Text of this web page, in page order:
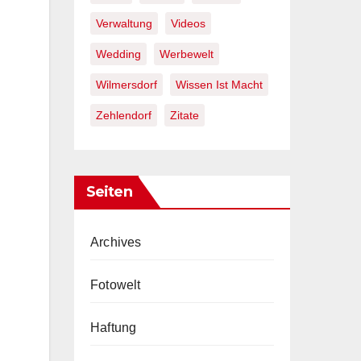
Verwaltung Videos
Wedding Werbewelt
Wilmersdorf Wissen Ist Macht
Zehlendorf Zitate
Seiten
Archives
Fotowelt
Haftung